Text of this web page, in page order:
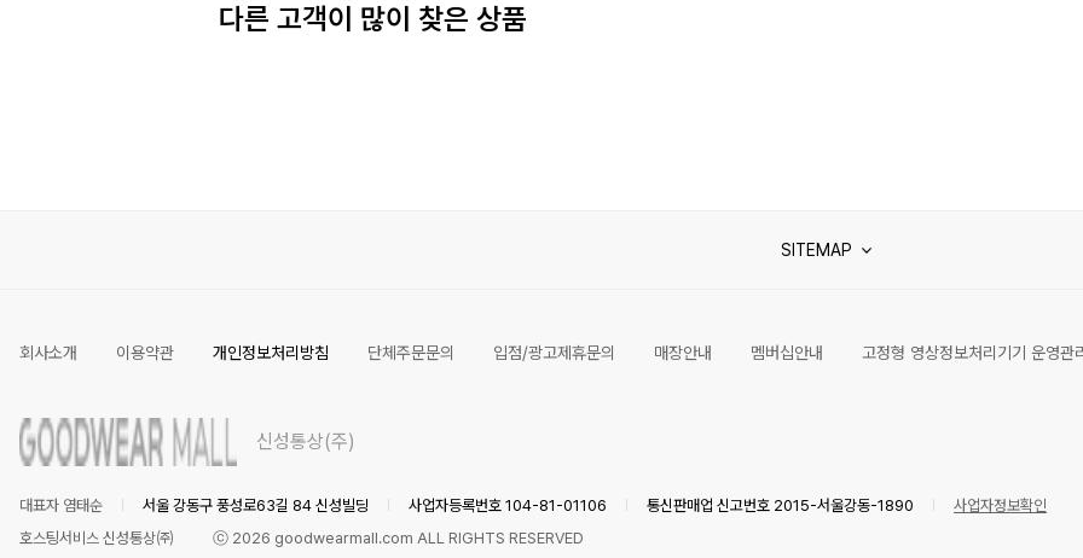
다른 고객이 많이 찾은 상품
SITEMAP
회사소개 이용약관 개인정보처리방침 단체주문문의 입점/광고제휴문의 매장안내 멤버십안내 고정형 영상정보처리기기 운영관
신성통상(주)
대표자 염태순 서울 강동구 풍성로63길 84 신성빌딩 사업자등록번호 104-81-01106 통신판매업 신고번호 2015-서울강동-1890 사업자정보확인
호스팅서비스 신성통상㈜
ⓒ 2026 goodwearmall.com ALL RIGHTS RESERVED